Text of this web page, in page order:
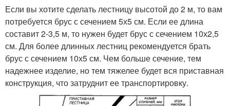
Если вы хотите сделать лестницу высотой до 2 м, то вам
потребуется брус с сечением 5х5 см. Если ее длина
составит 2-3,5 м, то нужен будет брус с сечением 10х2,5
см. Для более длинных лестниц рекомендуется брать
брус с сечением 10х5 см. Чем больше сечение, тем
надежнее изделие, но тем тяжелее будет вся приставная
конструкция, что затруднит ее транспортировку.